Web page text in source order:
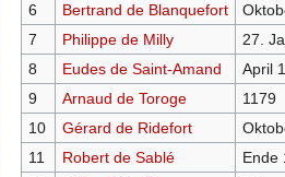
6
Bertrand de Blanquefort
7
Philippe de Milly 27.
8
Eudes de Saint-Amand April
9
Arnaud de Toroge 1179
10
Gérard de Ridefort
11
Robert de Sablé Ende